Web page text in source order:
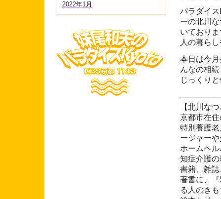
2022年1月
パラダイ
ーの北川
いており
人の暮ら
本日は今
んなの相
じっくり
【北川な
京都市在
特別養護
ージャー
ホームヘ
知症介護
書籍、雑
著書に、
る人のき